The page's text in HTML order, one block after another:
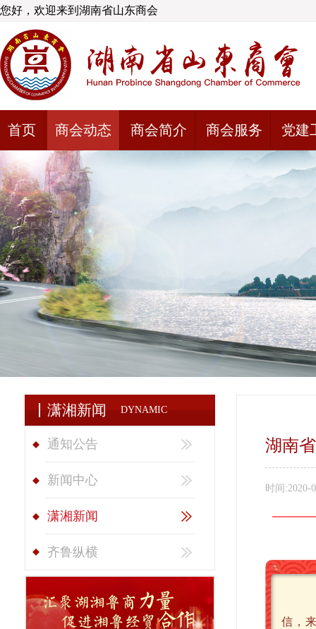
您好，欢迎来到湖南省山东商会
首页 商会动态 商会简介 商会服务 党建
潇湘新闻 DYNAMIC
通知公告
新闻中心
潇湘新闻
齐鲁纵横
湖南
时间:2020-
信，